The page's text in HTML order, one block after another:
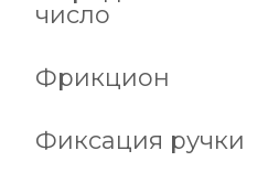
число
Фрикцион
Фиксация ручки